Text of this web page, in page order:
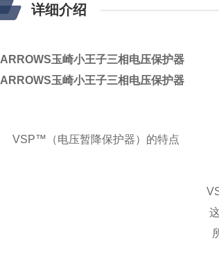
详细介绍
ARROWS玉崎小王子三相电压保护器
ARROWS玉崎小王子三相电压保护器
VSP™（电压暂降保护器）的特点